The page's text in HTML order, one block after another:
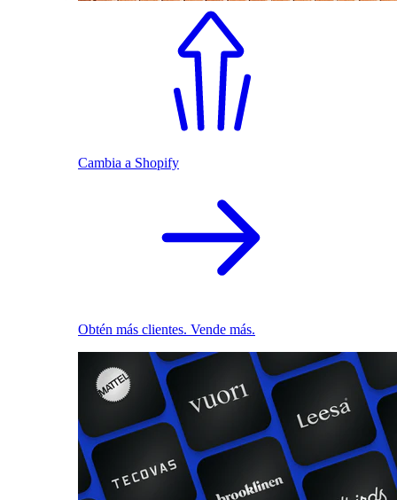
Cambia a Shopify
Obtén más clientes. Vende más.